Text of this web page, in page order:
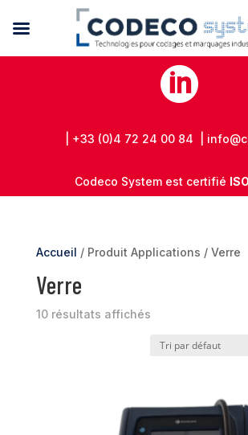

| +33 (0)4 72 24 00 84 |
Codeco System est certifié
Accueil / Produit Applications / Verre
Verre
10 résultats affichés